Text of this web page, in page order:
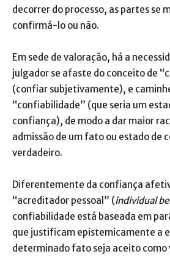
decorrer do processo, as partes se
confirmá-lo ou não.
Em sede de valoração, há a
julgador se afaste do conceito de
(confiar subjetivamente), e
“confiabilidade” (que seria um
confiança), de modo a dar maior
admissão de um fato ou estado de
verdadeiro.
Diferentemente da confiança
“acreditador pessoal” (individual
confiabilidade está baseada em
que justificam epistemicamente a
determinado fato seja aceito como